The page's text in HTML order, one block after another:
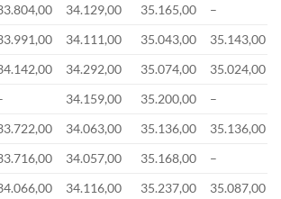
34.129,00 35.165,00
–
34.111,00 35.043,00
35.143,00
34.292,00 35.074,00
35.024,00
34.159,00 35.200,00
–
34.063,00 35.136,00
35.136,00
34.057,00 35.168,00
–
34.116,00 35.237,00
35.087,00